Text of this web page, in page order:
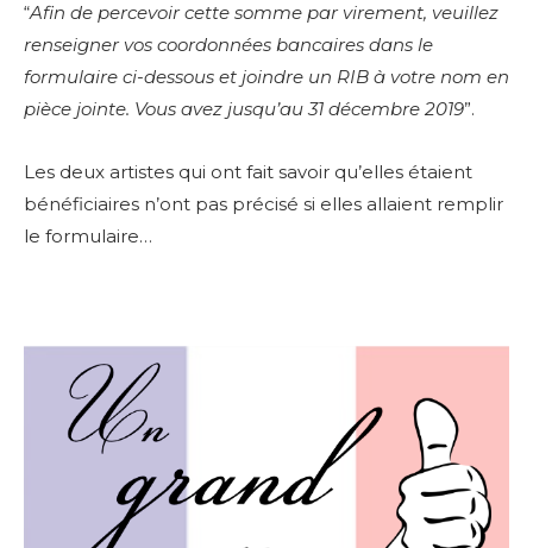
“Afin de percevoir cette somme par virement, veuillez
renseigner vos coordonnées bancaires dans le
formulaire ci-dessous et joindre un RIB à votre nom en
pièce jointe. Vous avez jusqu’au 31 décembre 2019”.
Les deux artistes qui ont fait savoir qu’elles étaient
bénéficiaires n’ont pas précisé si elles allaient remplir
le formulaire…